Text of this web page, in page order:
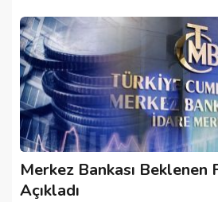
Merkez Bankası Beklenen
Açıkladı